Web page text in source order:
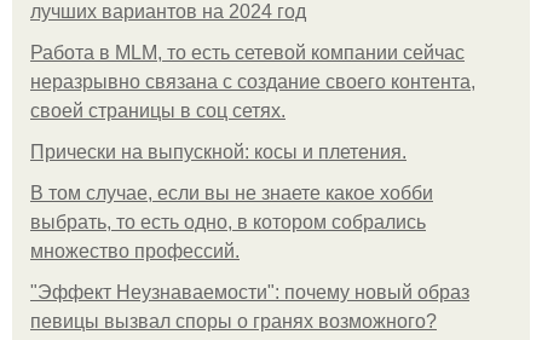
лучших вариантов на 2024 год
Работа в MLM, то есть сетевой компании сейчас
неразрывно связана с создание своего контента,
своей страницы в соц сетях.
Прически на выпускной: косы и плетения.
В том случае, если вы не знаете какое хобби
выбрать, то есть одно, в котором собрались
множество профессий.
"Эффект Неузнаваемости": почему новый образ
певицы вызвал споры о гранях возможного?